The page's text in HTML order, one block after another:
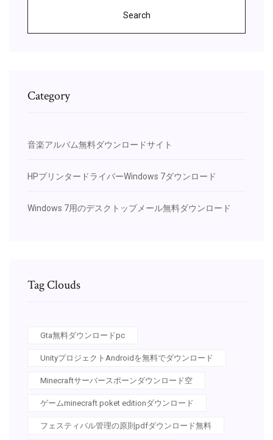
Search
Category
音楽アルバム無料ダウンロードサイト
HPプリンタードライバーWindows 7ダウンロード
Windows 7用のデスクトップメール無料ダウンロード
Tag Clouds
Gta無料ダウンロードpc
UnityプロジェクトAndroidを無料でダウンロード
Minecraftサーバースポーンダウンロード空
ゲームminecraft poket editionダウンロード
フェスティバル管理の原則pdfダウンロード無料